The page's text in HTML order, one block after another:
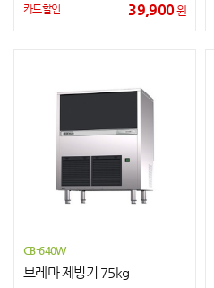
카드할인 39,900원
CB-640W
브레마 제빙기 75kg